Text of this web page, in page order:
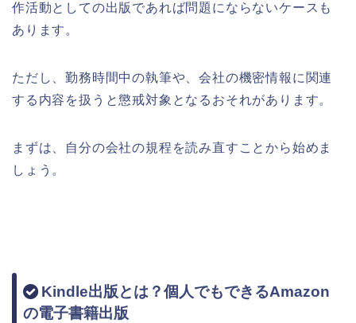
作活動としての出版であれば問題にならないケースも
あります。
ただし、勤務時間中の執筆や、会社の機密情報に関連
する内容を扱うと懲戒対象となるおそれがあります。
まずは、自分の会社の規程を読み直すことから始めま
しょう。
Kindle出版とは？個人でもできるAmazon
の電子書籍出版